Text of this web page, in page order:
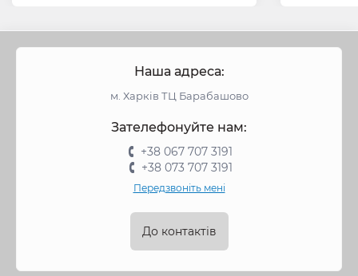
Наша адреса:
м. Харків ТЦ Барабашово
Зателефонуйте нам:
+38 067 707 3191
+38 073 707 3191
Передзвоніть мені
До контактів